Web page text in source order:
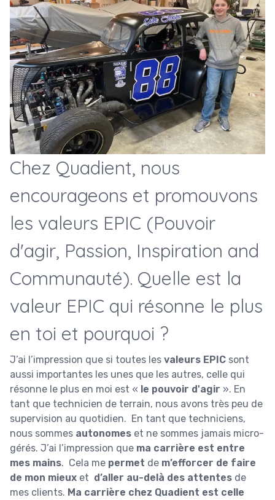
Chez Quadient, nous
encourageons et promouvons
les valeurs EPIC (Pouvoir
d'agir, Passion, Inspiration and
Communauté). Quelle est la
valeur EPIC qui résonne le plus
en toi et pourquoi ?
J’ai l’impression que si toutes les valeurs EPIC sont
aussi importantes les unes que les autres, celle qui
résonne le plus en moi est « le pouvoir d'agir ». En
tant que technicien de terrain, nous avons très peu de
supervision au quotidien. En tant que techniciens,
nous sommes autonomes et ne sommes jamais micro-
gérés. J’ai l’impression que ma carrière est entre
mes mains. Cela me permet de m’efforcer de faire
de mon mieux et d’aller au-delà des attentes de
mes clients. Ma carrière chez Quadient est celle